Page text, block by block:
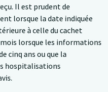
Il est prudent de
lorsque la date indiquée
à celle du cachet
lorsque les informations
cinq ans ou que la
hospitalisations